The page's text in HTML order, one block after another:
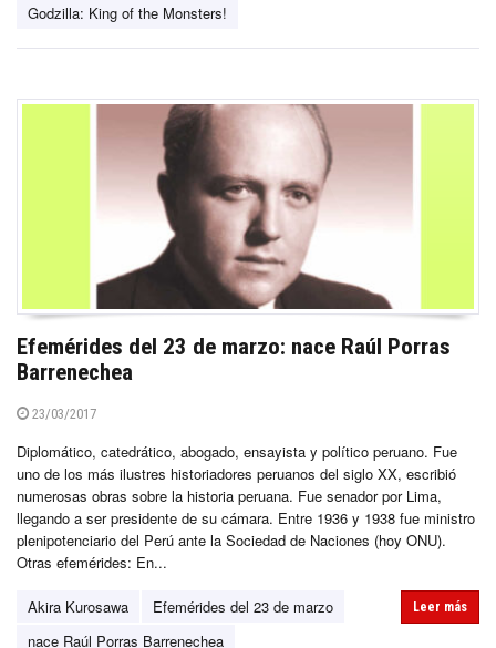
Godzilla: King of the Monsters!
Efemérides del 23 de marzo: nace Raúl Porras
Barrenechea
23/03/2017
Diplomático, catedrático, abogado, ensayista y político peruano. Fue
uno de los más ilustres historiadores peruanos del siglo XX, escribió
numerosas obras sobre la historia peruana. Fue senador por Lima,
llegando a ser presidente de su cámara. Entre 1936 y 1938 fue ministro
plenipotenciario del Perú ante la Sociedad de Naciones (hoy ONU).
Otras efemérides: En...
Akira Kurosawa
Efemérides del 23 de marzo
nace Raúl Porras Barrenechea
Leer más